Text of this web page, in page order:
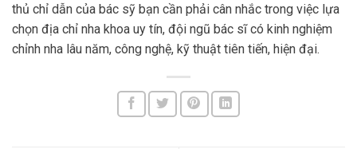
thủ chỉ dẫn của bác sỹ bạn cần phải cân nhắc trong việc lựa
chọn địa chỉ nha khoa uy tín, đội ngũ bác sĩ có kinh nghiệm
chỉnh nha lâu năm, công nghệ, kỹ thuật tiên tiến, hiện đại.